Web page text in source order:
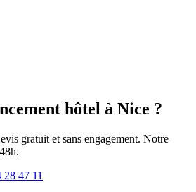
hôtel à Nice ?
gratuit et sans engagement. Notre
28 47 11